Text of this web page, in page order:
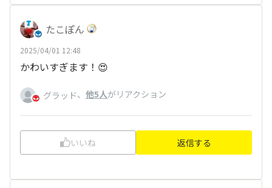
たこぽん
2025/04/01 12:48
かわいすぎます！😍
グラッド、 他5人がリアクション
いいね 返信する